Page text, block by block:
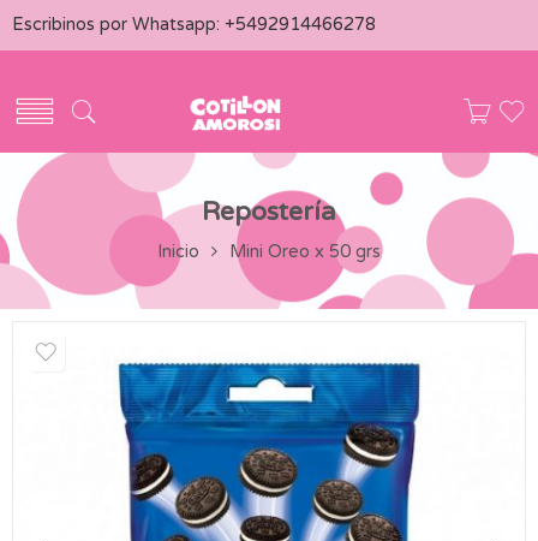
Escribinos por Whatsapp: +5492914466278
Repostería
Inicio Mini Oreo x 50 grs